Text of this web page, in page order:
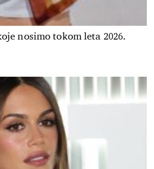
nosimo tokom leta 2026.